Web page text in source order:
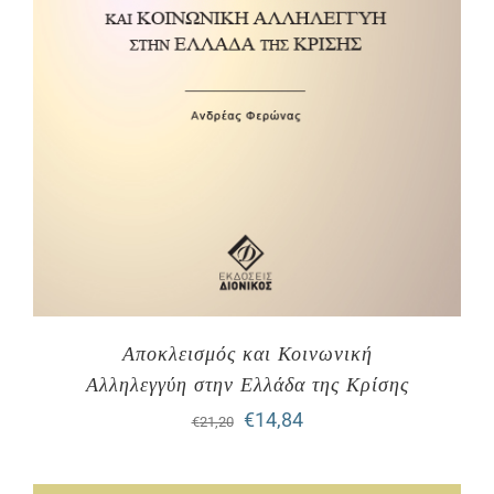
Αποκλεισμός και Κοινωνική
Αλληλεγγύη στην Ελλάδα της Κρίσης
€21,20
Original
€14,84Η